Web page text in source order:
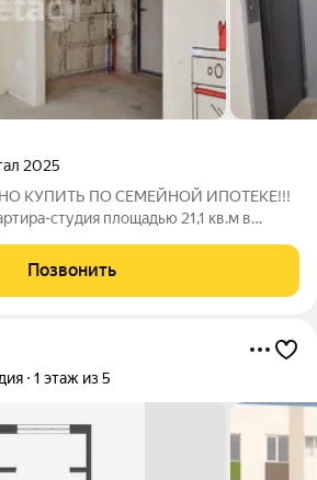
2025
КУПИТЬ ПО СЕМЕЙНОЙ ИПОТЕКЕ!!!
студия площадью 21,1 кв.м в
(видовой) 5-ти этажного дома.
застройщика: стены и
Позвонить
1 этаж из 5